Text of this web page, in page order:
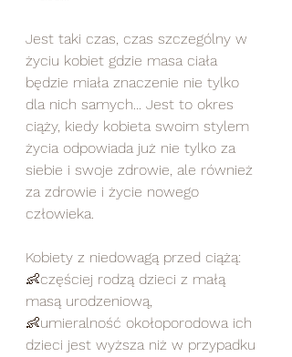
Jest taki czas, czas szczególny w
życiu kobiet gdzie masa ciała
będzie miała znaczenie nie tylko
dla nich samych... Jest to okres
ciąży, kiedy kobieta swoim stylem
życia odpowiada już nie tylko za
siebie i swoje zdrowie, ale również
za zdrowie i życie nowego
człowieka.
Kobiety z niedowagą przed ciążą:
👶częściej rodzą dzieci z małą
masą urodzeniową,
👶umieralność okołoporodowa ich
dzieci jest wyższa niż w przypadku